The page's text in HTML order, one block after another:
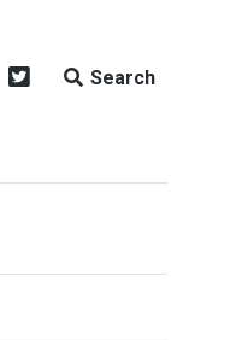
Search